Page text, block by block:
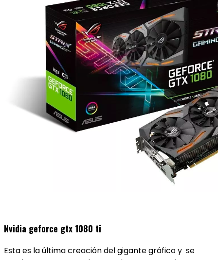
Nvidia geforce gtx 1080 ti
Esta es la última creación del gigante gráfico y se